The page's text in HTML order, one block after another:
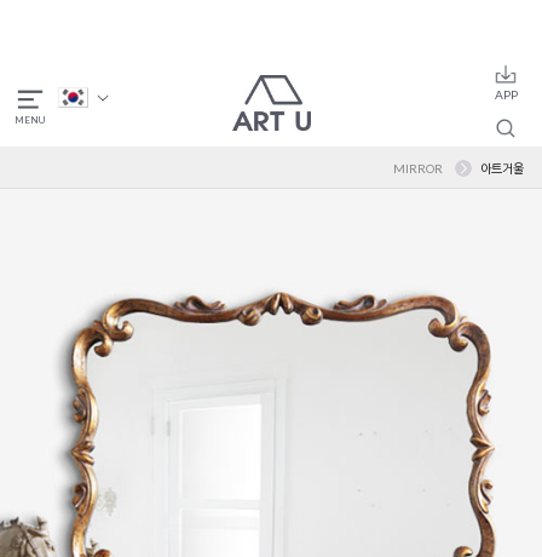
MIRROR 아트거울